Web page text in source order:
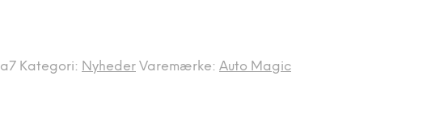
Kategori: Nyheder Varemærke: Auto Magic